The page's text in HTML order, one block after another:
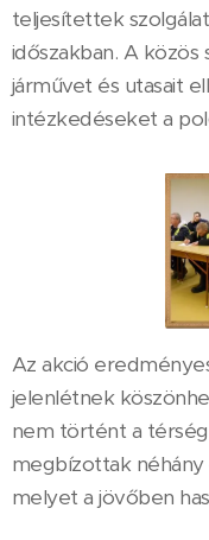
teljesítettek
időszakban. A
járművet és utasait
intézkedéseket a
Az akció
jelenlétnek
nem történt a
megbízottak
melyet a jövőben